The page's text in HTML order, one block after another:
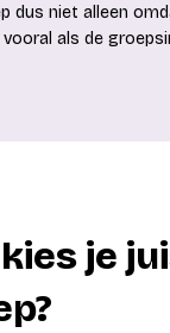
dus niet alleen
vooral als de
je